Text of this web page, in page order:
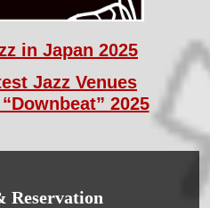
in Japan 2025
Jazz Venues
2025
Reservation